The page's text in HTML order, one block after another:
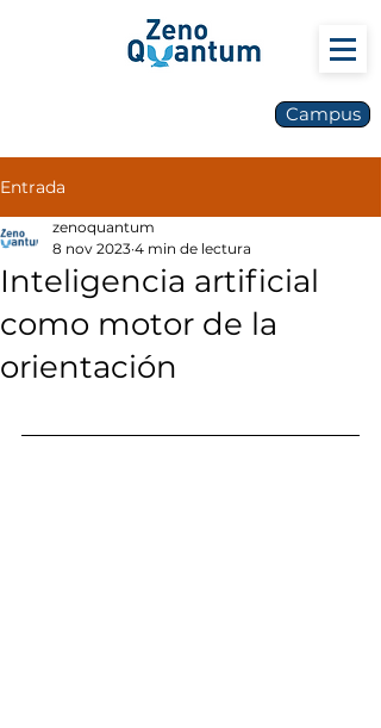
Campus
Entrada
Inteligencia artificial
como motor de la
orientación
zenoquantum
8 nov 2023 4 min de lectura